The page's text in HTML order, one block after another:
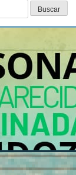
Feria
en
el
EPM